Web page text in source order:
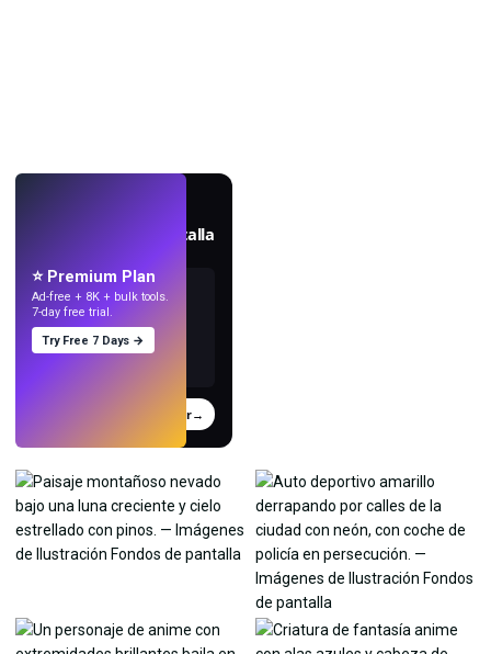
Crea fondos de pantalla
Probar→
⭐ Premium Plan
Ad-free + 8K + bulk tools.
7-day free trial.
Try Free 7 Days →